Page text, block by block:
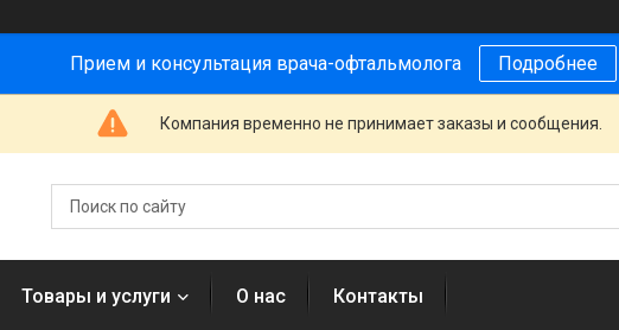
Прием и консультация врача-офтальмолога Подробнее
Компания временно не принимает заказы и сообщения.
Товары и услуги О нас Контакты